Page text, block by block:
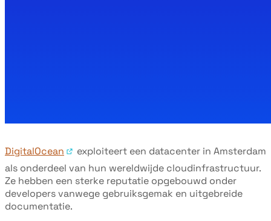
DigitalOcean
exploiteert een datacenter in Amsterdam
als onderdeel van hun wereldwijde cloudinfrastructuur.
Ze hebben een sterke reputatie opgebouwd onder
developers vanwege gebruiksgemak en uitgebreide
documentatie.